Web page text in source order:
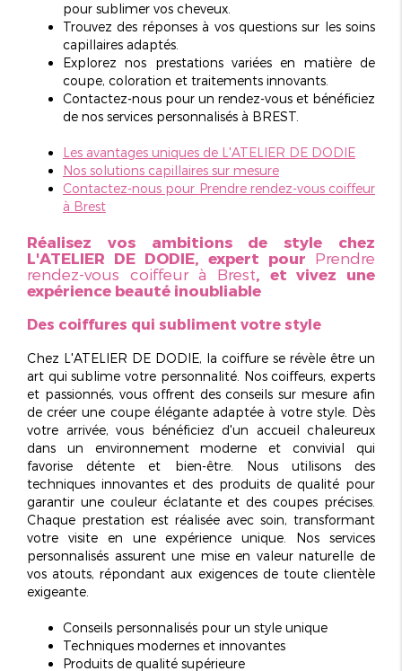
pour sublimer vos cheveux.
Trouvez des réponses à vos questions sur les soins
capillaires adaptés.
Explorez nos prestations variées en matière de
coupe, coloration et traitements innovants.
Contactez-nous pour un rendez-vous et bénéficiez
de nos services personnalisés à BREST.
Les avantages uniques de L'ATELIER DE DODIE
Nos solutions capillaires sur mesure
Contactez-nous pour Prendre rendez-vous coiffeur
à Brest
Réalisez vos ambitions de style chez
L'ATELIER DE DODIE, expert pour Prendre
rendez-vous coiffeur à Brest, et vivez une
expérience beauté inoubliable
Des coiffures qui subliment votre style
Chez L'ATELIER DE DODIE, la coiffure se révèle être un
art qui sublime votre personnalité. Nos coiffeurs, experts
et passionnés, vous offrent des conseils sur mesure afin
de créer une coupe élégante adaptée à votre style. Dès
votre arrivée, vous bénéficiez d'un accueil chaleureux
dans un environnement moderne et convivial qui
favorise détente et bien-être. Nous utilisons des
techniques innovanteset des produits de qualité pour
garantir une couleur éclatante et des coupes précises.
Chaque prestation est réalisée avec soin, transformant
votre visite en une expérience unique. Nos services
personnalisés assurent une mise en valeur naturelle de
vos atouts, répondant aux exigences de toute clientèle
exigeante.
Conseils personnalisés pour un style unique
Techniques modernes et innovantes
Produits de qualité supérieure